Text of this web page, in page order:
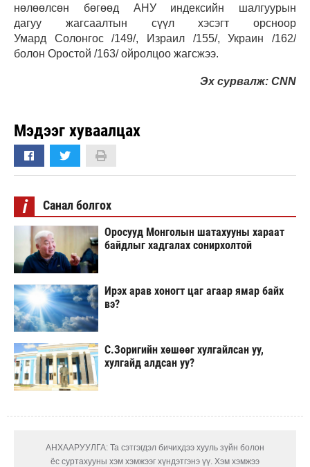
нөлөөлсөн бөгөөд АНУ индексийн шалгуурын
дагуу жагсаалтын сүүл хэсэгт орсноор
Умард Солонгос /149/, Израил /155/, Украин /162/
болон Оростой /163/ ойролцоо жагсжээ.
Эх сурвалж: CNN
Мэдээг хуваалцах
i Санал болгох
Оросууд Монголын шатахууны хараат
байдлыг хадгалах сонирхолтой
Ирэх арав хоногт цаг агаар ямар байх
вэ?
С.Зоригийн хөшөөг хулгайлсан уу,
хулгайд алдсан уу?
АНХААРУУЛГА: Та сэтгэгдэл бичихдээ хууль зүйн болон
ёс суртахууны хэм хэмжээг хүндэтгэнэ үү. Хэм хэмжээ